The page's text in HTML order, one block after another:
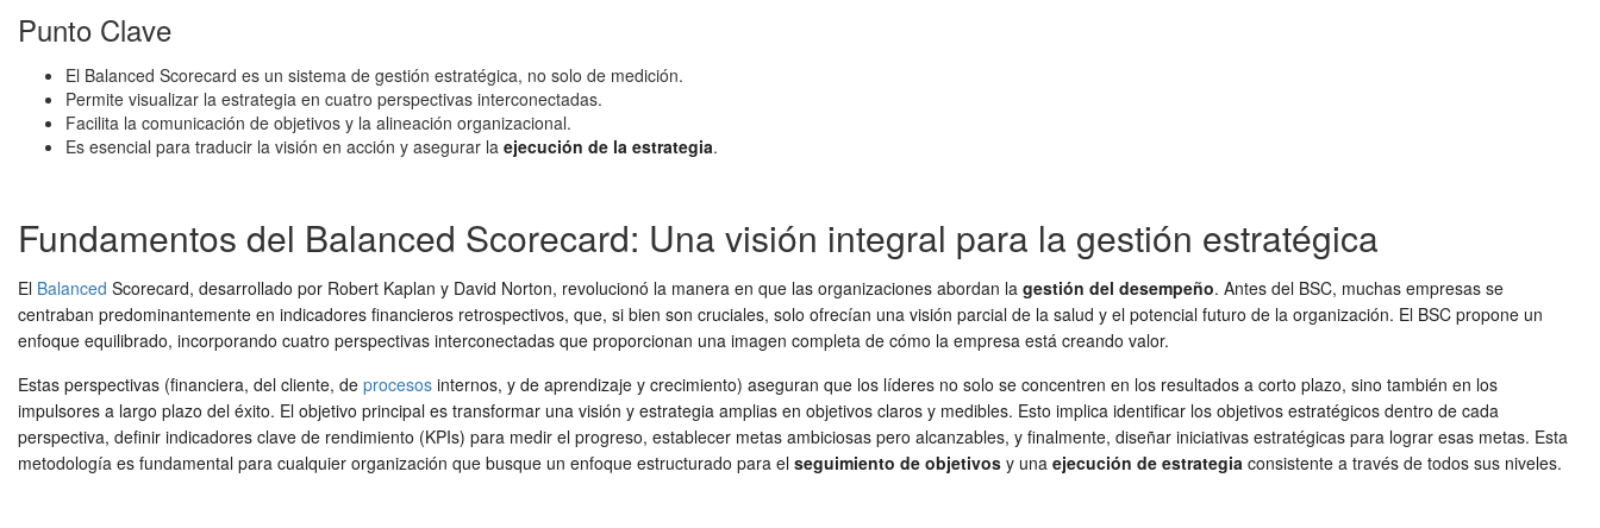
Punto Clave
El Balanced Scorecard es un sistema de gestión estratégica, no solo de medición.
Permite visualizar la estrategia en cuatro perspectivas interconectadas.
Facilita la comunicación de objetivos y la alineación organizacional.
Es esencial para traducir la visión en acción y asegurar la ejecución de la estrategia.
Fundamentos del Balanced Scorecard: Una visión integral para la gestión estratégica
El Balanced Scorecard, desarrollado por Robert Kaplan y David Norton, revolucionó la manera en que las organizaciones abordan la gestión del desempeño. Antes del BSC, muchas empresas se
centraban predominantemente en indicadores financieros retrospectivos, que, si bien son cruciales, solo ofrecían una visión parcial de la salud y el potencial futuro de la organización. El BSC propone un
enfoque equilibrado, incorporando cuatro perspectivas interconectadas que proporcionan una imagen completa de cómo la empresa está creando valor.
Estas perspectivas (financiera, del cliente, de procesos internos, y de aprendizaje y crecimiento) aseguran que los líderes no solo se concentren en los resultados a corto plazo, sino también en los
impulsores a largo plazo del éxito. El objetivo principal es transformar una visión y estrategia amplias en objetivos claros y medibles. Esto implica identificar los objetivos estratégicos dentro de cada
perspectiva, definir indicadores clave de rendimiento (KPIs) para medir el progreso, establecer metas ambiciosas pero alcanzables, y finalmente, diseñar iniciativas estratégicas para lograr esas metas. Esta
metodología es fundamental para cualquier organización que busque un enfoque estructurado para el seguimiento de objetivos y una ejecución de estrategia consistente a través de todos sus niveles.